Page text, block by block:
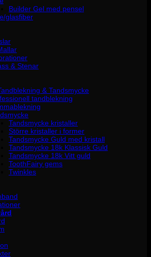
Builder Gel med pensel
glasfiber
& Stenar
& Tandsmycke
tandblekning
Tandsmycke kristaller
Större kristaller i former
Tandsmycke Guld med kristall
Tandsmycke 18k Klassisk Guld
Tandsmycke 18k Vitt guld
ToothFairy gems
Twinkles